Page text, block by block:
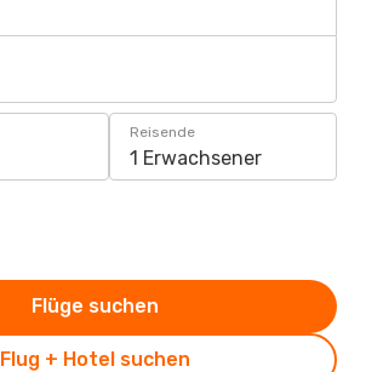
Reisende
1 Erwachsener
Flug + Hotel suchen
Flüge suchen